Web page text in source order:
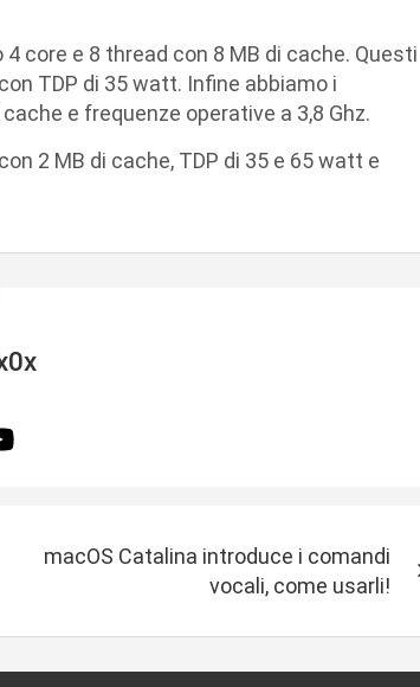
core e 8 thread con 8 MB di cache. Questi
TDP di 35 watt. Infine abbiamo i
e frequenze operative a 3,8 Ghz.
con 2 MB di cache, TDP di 35 e 65 watt e
macOS Catalina introduce i comandi
vocali, come usarli!